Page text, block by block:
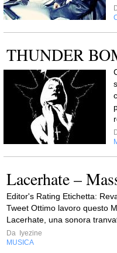
THUNDER
Lacerhate –
Editor's Rating Etichetta:
Tweet Ottimo lavoro questo
Lacerhate, una sonora
Da Iyezine
MUSICA